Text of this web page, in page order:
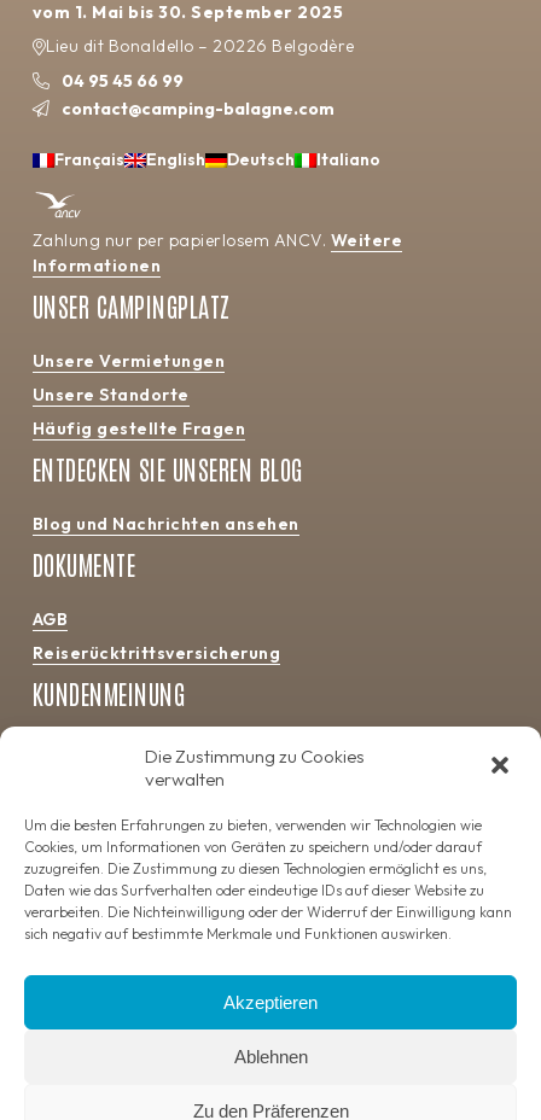
Die Zustimmung zu Cookies
verwalten
Um die besten Erfahrungen zu bieten, verwenden wir Technologien wie
Cookies, um Informationen von Geräten zu speichern und/oder darauf
zuzugreifen. Die Zustimmung zu diesen Technologien ermöglicht es uns,
Daten wie das Surfverhalten oder eindeutige IDs auf dieser Website zu
verarbeiten. Die Nichteinwilligung oder der Widerruf der Einwilligung kann
sich negativ auf bestimmte Merkmale und Funktionen auswirken.
Akzeptieren
Ablehnen
Zu den Präferenzen
vom 1. Mai bis 30. September 2025
Lieu dit Bonaldello – 20226 Belgodère
04 95 45 66 99
contact@camping-balagne.com
Français English Deutsch Italiano
Zahlung nur per papierlosem ANCV. Weitere
Informationen
UNSER CAMPINGPLATZ
Unsere Vermietungen
Unsere Standorte
Häufig gestellte Fragen
ENTDECKEN SIE UNSEREN BLOG
Blog und Nachrichten ansehen
DOKUMENTE
AGB
Reiserücktrittsversicherung
KUNDENMEINUNG
Copyright 2023 – Camping La’Bel Balagne – Alle Rechte
Datenschutz & Persönliche Daten